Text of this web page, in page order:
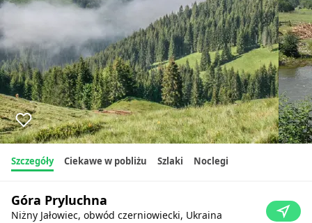
Szczegóły Ciekawe w pobliżu Szlaki Noclegi
Góra Pryluchna
Niżny Jałowiec, obwód czerniowiecki, Ukraina